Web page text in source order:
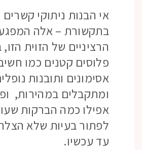
אי הבנות ניתוקי קשרים
בתקשורת – אלה
הרציניים של הזוית
פלוסים קטנים כמו
אסימונים ותובנות
ומתקבלים במהירות,
אפילו כמה הברקות
לפתור בעיות שלא
עד עכשיו.